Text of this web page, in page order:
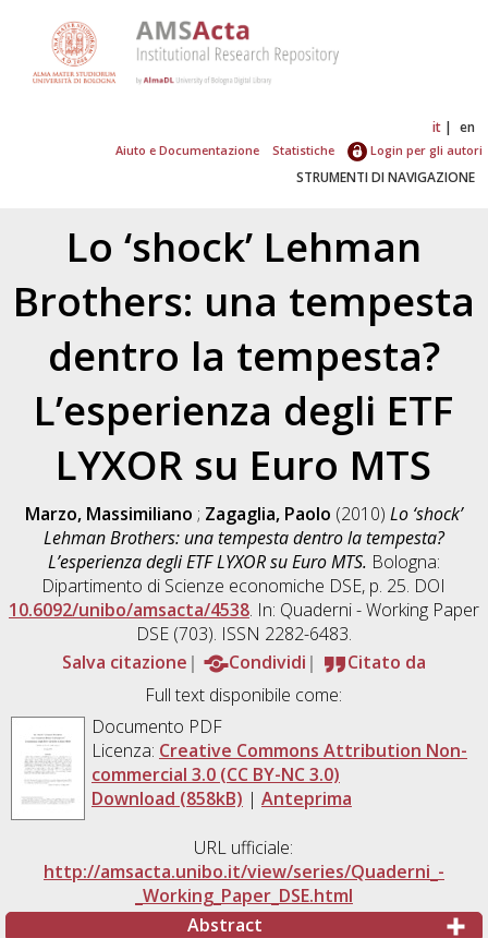
it en
Aiuto e Documentazione Statistiche Login per gli autori
STRUMENTI DI NAVIGAZIONE
Lo ‘shock’ Lehman
Brothers: una tempesta
dentro la tempesta?
L’esperienza degli ETF
LYXOR su Euro MTS
Marzo, Massimiliano ; Zagaglia, Paolo (2010) Lo ‘shock’
Lehman Brothers: una tempesta dentro la tempesta?
L’esperienza degli ETF LYXOR su Euro MTS. Bologna:
Dipartimento di Scienze economiche DSE, p. 25. DOI
10.6092/unibo/amsacta/4538. In: Quaderni - Working Paper
DSE (703). ISSN 2282-6483.
Salva citazione
Condividi
Citato da
Full text disponibile come:
Documento PDF
Licenza: Creative Commons Attribution Non-
commercial 3.0 (CC BY-NC 3.0)
Download (858kB) | Anteprima
URL ufficiale:
http://amsacta.unibo.it/view/series/Quaderni_-
_Working_Paper_DSE.html
Abstract